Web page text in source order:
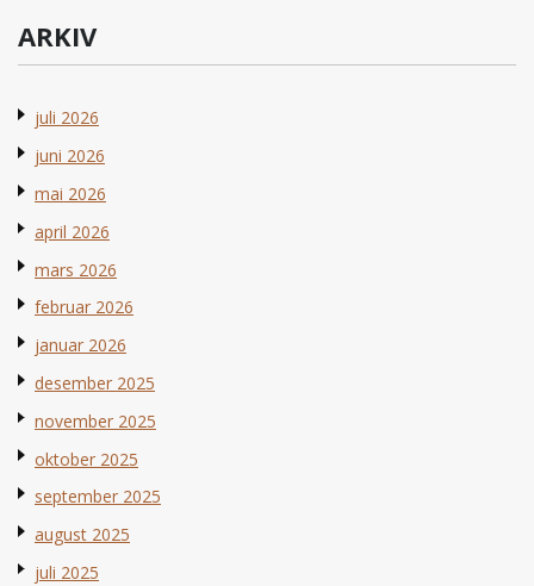
ARKIV
juli 2026
juni 2026
mai 2026
april 2026
mars 2026
februar 2026
januar 2026
desember 2025
november 2025
oktober 2025
september 2025
august 2025
juli 2025